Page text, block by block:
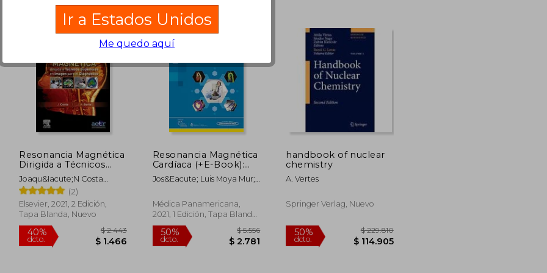
40%
$ 3.153
45%
dcto.
Resonancia Magnética
Dirigida a Técnicos
Superiores en Imagen
Para el Diagnóstico
Joaqu&Iacute;N Costa
Subias; Juan Alfonso Soria
Jerez
(2)
Elsevier, 2021, 2 Edición,
Tapa Blanda, Nuevo
Resonancia Magnética
Cardíaca (+E-Book):
Guía Para la Toma de
Decisiones Clínicas.
Jos&Eacute; Luis Moya Mur;
Mart&Iacute;Nez
Médica Panamericana,
2021, 1 Edición, Tapa Blanda,
Nuevo
handbook of nuclear
chemistry
A. Vertes
Springer Verlag, Nuevo
Ir a Estados Unidos
Me quedo aquí